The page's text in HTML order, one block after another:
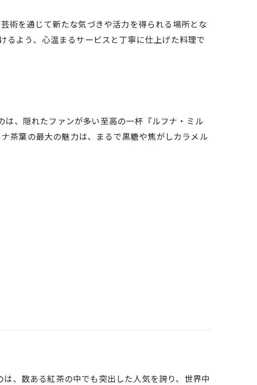
術を通じて新たな気づきや活力を得られる場所とな
るよう、心温まるサービスと丁寧に仕上げた料理で
のは、隠れたファンが多い至高の一杯『ルフナ・ミル
茶葉の最大の魅力は、まるで黒糖や焦がしカラメル
のは、数ある紅茶の中でも突出した人気を誇り、世界中